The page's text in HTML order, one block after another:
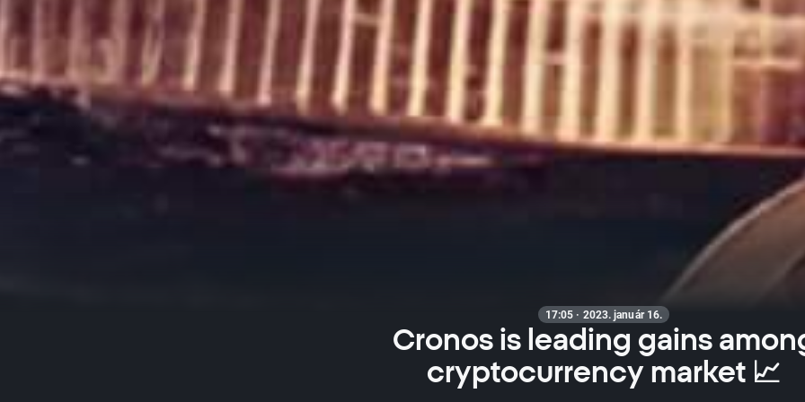
17:05 · 2023. január 16.
Cronos is leading gains
cryptocurrency market 📈